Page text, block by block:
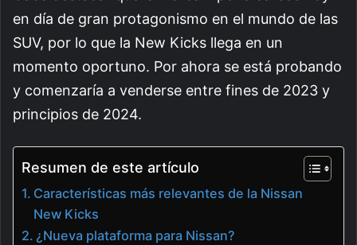
en día de gran protagonismo en el mundo de las
SUV, por lo que la New Kicks llega en un
momento oportuno. Por ahora se está probando
y comenzaría a venderse entre fines de 2023 y
principios de 2024.
Resumen de este artículo
Características más relevantes de la Nissan
New Kicks
¿Nueva plataforma para Nissan?